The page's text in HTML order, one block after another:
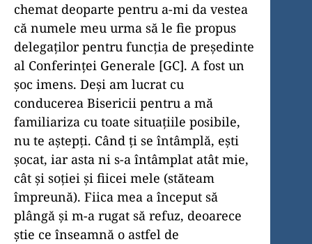
chemat deoparte pentru a-mi da vestea
că numele meu urma să le fie propus
delegaților pentru funcția de președinte
al Conferinței Generale [GC]. A fost un
șoc imens. Deși am lucrat cu
conducerea Bisericii pentru a mă
familiariza cu toate situațiile posibile,
nu te aștepți. Când ți se întâmplă, ești
șocat, iar asta ni s-a întâmplat atât mie,
cât și soției și fiicei mele (stăteam
împreună). Fiica mea a început să
plângă și m-a rugat să refuz, deoarece
știe ce înseamnă o astfel de